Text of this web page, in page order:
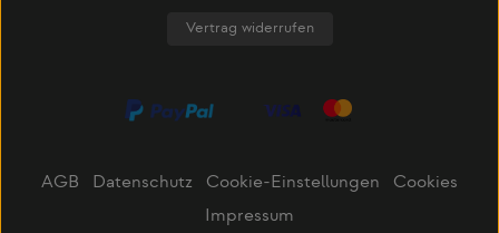
Vertrag widerrufen
AGB Datenschutz Cookie-Einstellungen
Cookies
Impressum